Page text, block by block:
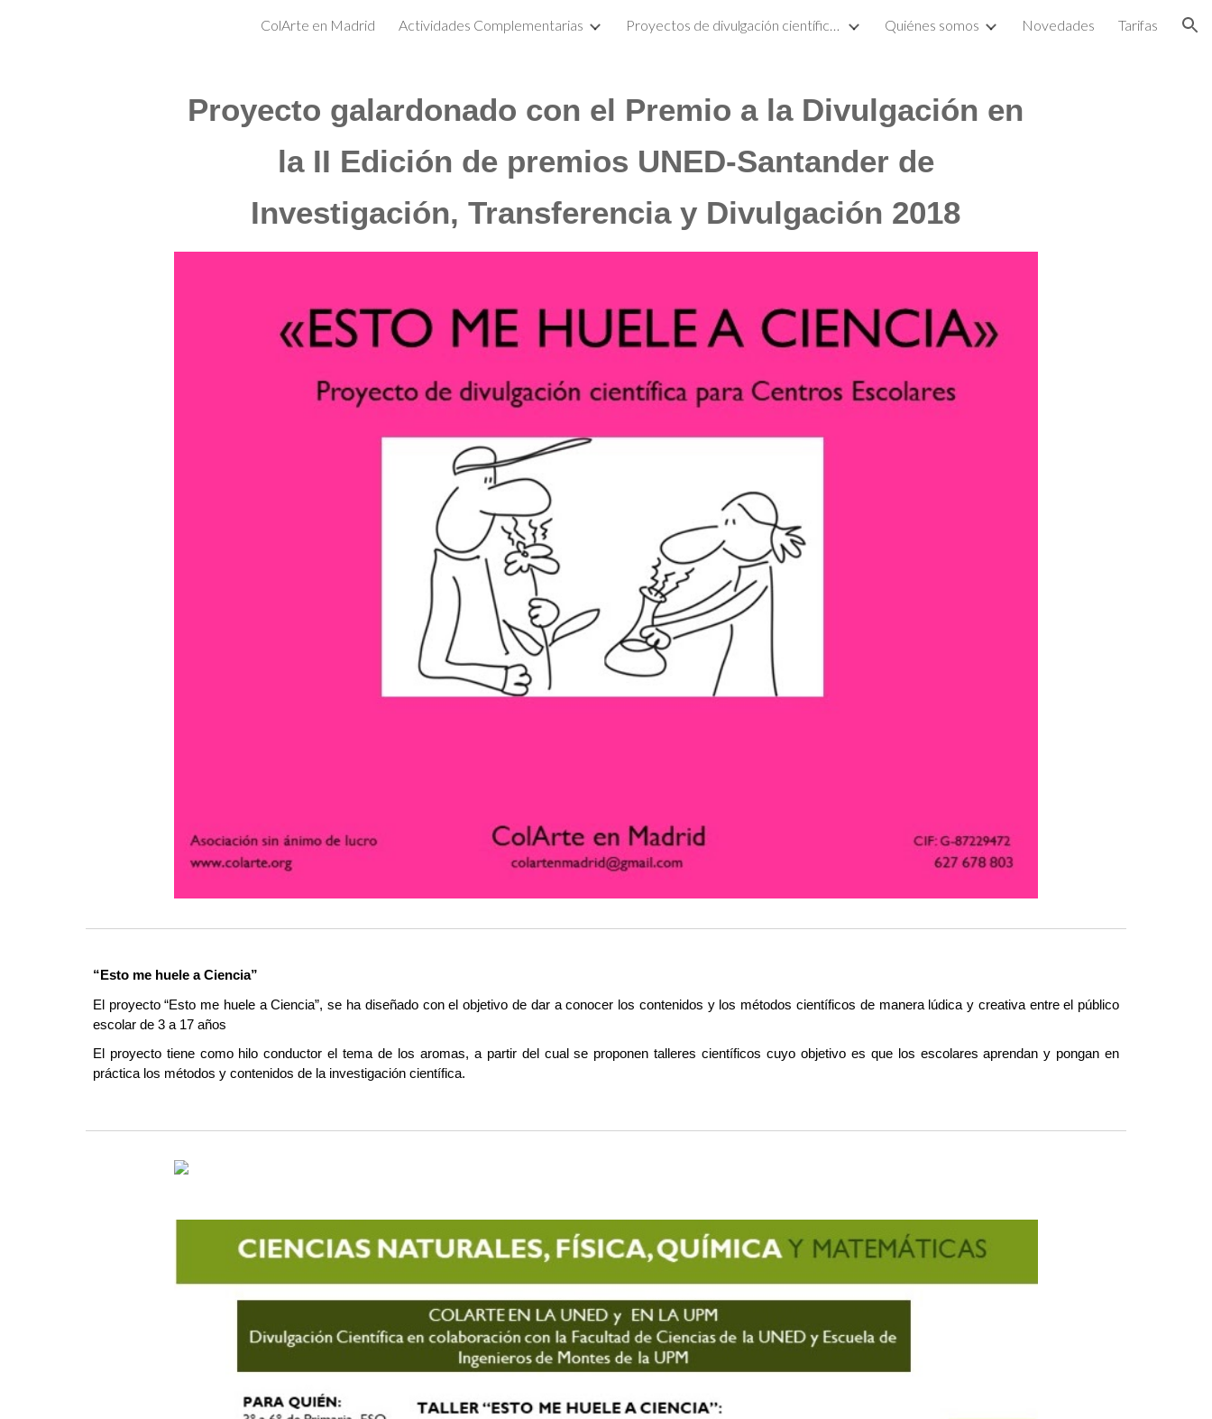
Skip to main content Skip to navigation
ColArte en Madrid Actividades Complementarias Proyectos de divulgación científica y artística Quiénes somos Novedades Tarifas
Proyecto galardonado con el Premio a la Divulgación en
la II Edición de premios UNED-Santander de
Investigación, Transferencia y Divulgación 2018
“Esto me huele a Ciencia”
El proyecto “Esto me huele a Ciencia”, se ha diseñado con el objetivo de dar a conocer los contenidos y los métodos científicos de manera lúdica y creativa entre el público
escolar de 3 a 17 años
El proyecto tiene como hilo conductor el tema de los aromas, a partir del cual se proponen talleres científicos cuyo objetivo es que los escolares aprendan y pongan en
práctica los métodos y contenidos de la investigación científica.